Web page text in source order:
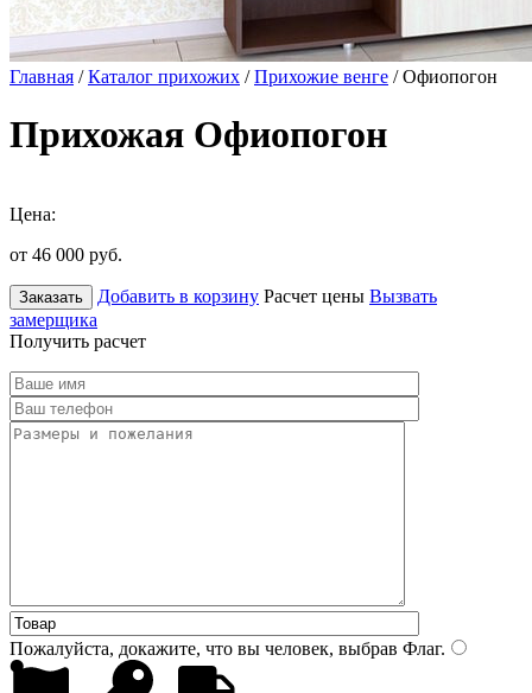
Главная /Каталог прихожих /Прихожие венге / Офиопогон
Прихожая Офиопогон
Цена:
от 46 000 руб.
Заказать Добавить в корзину Расчет цены Вызвать
замерщика
Получить расчет
Пожалуйста, докажите, что вы человек, выбрав Флаг.